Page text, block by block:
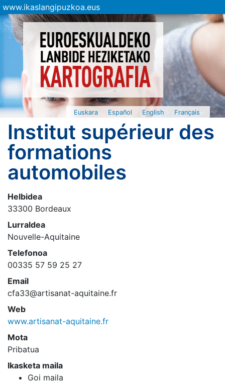
www.ikaslangipuzkoa.eus
Euskara Español English Français
Institut supérieur des
formations
automobiles
Helbidea
33300 Bordeaux
Lurraldea
Nouvelle-Aquitaine
Telefonoa
00335 57 59 25 27
Email
cfa33@artisanat-aquitaine.fr
Web
www.artisanat-aquitaine.fr
Mota
Pribatua
Ikasketa maila
Goi maila